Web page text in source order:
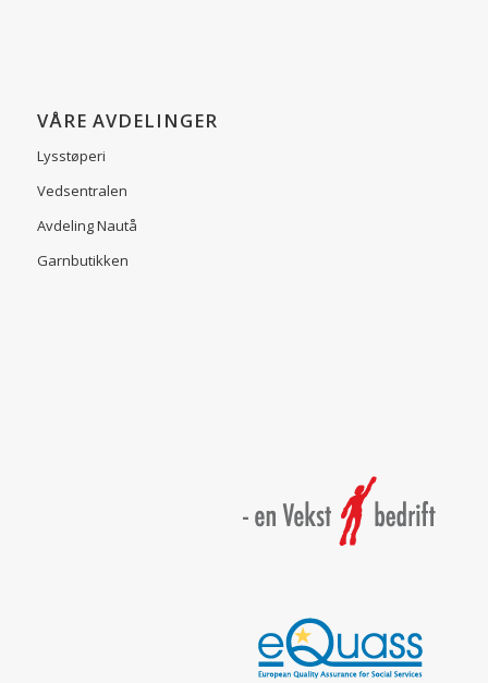
VÅRE AVDELINGER
Lysstøperi
Vedsentralen
Avdeling Nautå
Garnbutikken